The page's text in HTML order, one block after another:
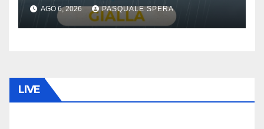
AGO 6, 2026 PASQUALE SPERA
LIVE